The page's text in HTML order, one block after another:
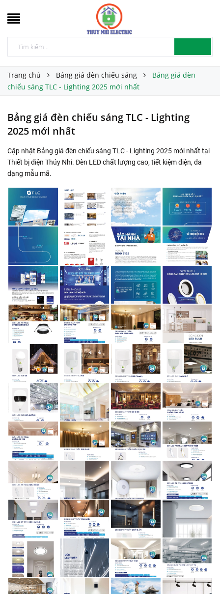
Trang chủ Bảng giá đèn chiếu sáng
Bảng giá đèn
chiếu sáng TLC - Lighting 2025 mới nhất
Bảng giá đèn chiếu sáng TLC - Lighting
2025 mới nhất
Cập nhật Bảng giá đèn chiếu sáng TLC - Lighting 2025 mới nhất tại
Thiết bị điện Thúy Nhi. Đèn LED chất lượng cao, tiết kiệm điện, đa
dạng mẫu mã.